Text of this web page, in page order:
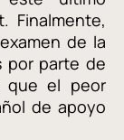
Finalmente,
de la
por parte de
que el peor
de apoyo